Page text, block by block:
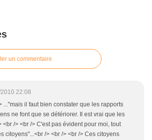
un commentaire
22:08
..."mais il faut bien constater que les rapports
ne font que se détériorer. Il est vrai que les
<br /> <br /> C'est pas évident pour moi, tout
citoyens"...<br /> <br /> <br /> Ces citoyens